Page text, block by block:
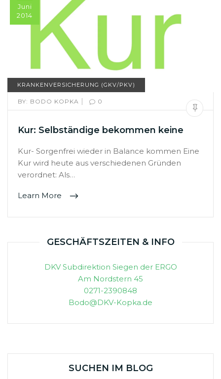
Juni
2014
KRANKENVERSICHERUNG (GKV/PKV)
BY: BODO KOPKA | 0
Kur: Selbständige bekommen keine
Kur- Sorgenfrei wieder in Balance kommen Eine
Kur wird heute aus verschiedenen Gründen
verordnet: Als…
Learn More
GESCHÄFTSZEITEN & INFO
DKV Subdirektion Siegen der ERGO
Am Nordstern 45
0271-2390848
Bodo@DKV-Kopka.de
SUCHEN IM BLOG